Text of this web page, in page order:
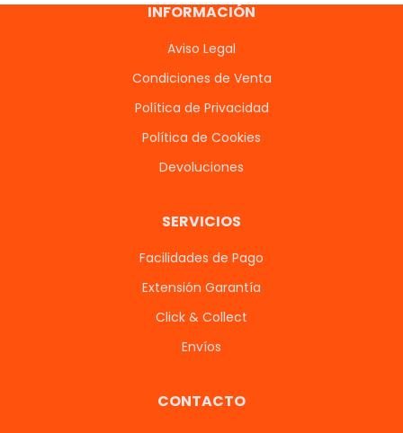
INFORMACIÓN
Aviso Legal
Condiciones de Venta
Política de Privacidad
Política de Cookies
Devoluciones
SERVICIOS
Facilidades de Pago
Extensión Garantía
Click & Collect
Envíos
CONTACTO